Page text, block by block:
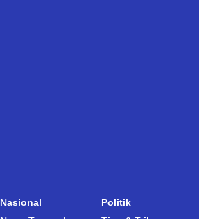
Nasional
Politik